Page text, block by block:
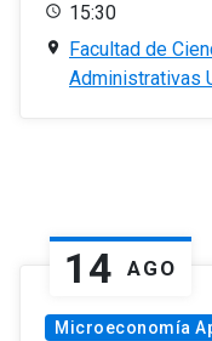
15:30
Facultad de
Administrativas
14 AGO
Microeconomía